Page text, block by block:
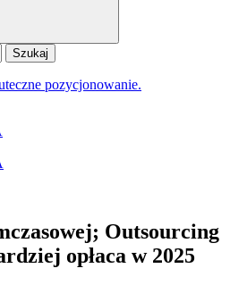
pozycjonowanie.
Outsourcing
opłaca w 2025